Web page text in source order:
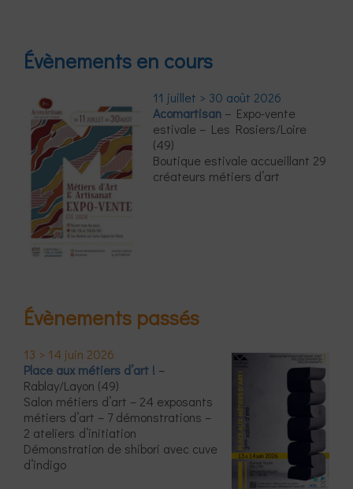
Évènements en cours
11 juillet > 30 août 2026
Acomartisan – Expo-vente
estivale – Les Rosiers/Loire
(49)
Boutique estivale accueillant 29
créateurs métiers d’art
Évènements passés
13 > 14 juin 2026
Place aux métiers d’art ! –
Rablay/Layon (49)
Salon métiers d’art – 24 exposants
métiers d’art – 7 démonstrations –
2 ateliers d’initiation
Démonstration de shibori avec cuve
d’indigo